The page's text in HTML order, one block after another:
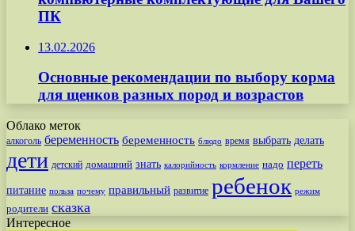
ПК
13.02.2026
Основные рекомендации по выбору корма
для щенков разных пород и возрастов
Облако меток
алкоголь беременность беременность блюдо время выбрать делать
дети детский домашний знать калорийность кормление надо переть
питание польза почему правильный развитие ребенок режим
родители сказка
Интересное